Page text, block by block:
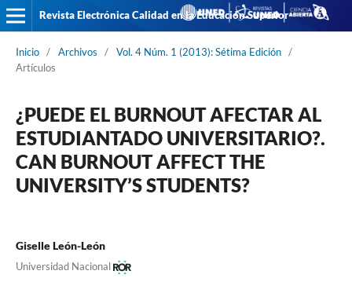
Revista Electrónica Calidad en la Educación Superior
Inicio / Archivos / Vol. 4 Núm. 1 (2013): Sétima Edición /
Artículos
¿PUEDE EL BURNOUT AFECTAR AL
ESTUDIANTADO UNIVERSITARIO?.
CAN BURNOUT AFFECT THE
UNIVERSITY’S STUDENTS?
Giselle León-León
Universidad Nacional